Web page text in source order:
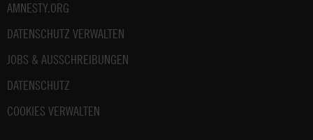
AMNESTY.ORG
DATENSCHUTZ VERWALTEN
JOBS & AUSSCHREIBUNGEN
DATENSCHUTZ
COOKIES VERWALTEN